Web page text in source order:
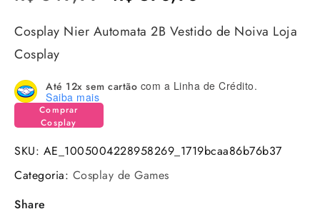
original
R$ 649,99.
atual
R$ 598,98.
Cosplay Nier Automata 2B Vestido de Noiva Loja
Cosplay
Até 12x sem cartão com a Linha de Crédito.
Saiba mais
Comprar
Cosplay
SKU: AE_1005004228958269_1719bcaa86b76b37
Categoria: Cosplay de Games
Share